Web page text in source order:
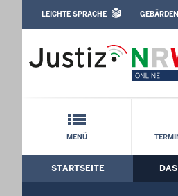
Landgericht Köln:
Leichte Sprache,
LEICHTE SPRACHE
Schnellnavigation
MENÜ
Hauptmenü:
STARTSEITE